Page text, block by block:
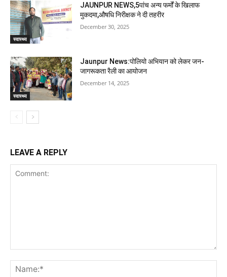
स्वास्थ्य
JAUNPUR NEWS,5पांच अन्य फर्मों के खिलाफ
मुकदमा,औषधि निरीक्षक ने दी तहरीर
December 30, 2025
स्वास्थ्य
Jaunpur News:पोलियो अभियान को लेकर जन-
जागरूकता रैली का आयोजन
December 14, 2025
LEAVE A REPLY